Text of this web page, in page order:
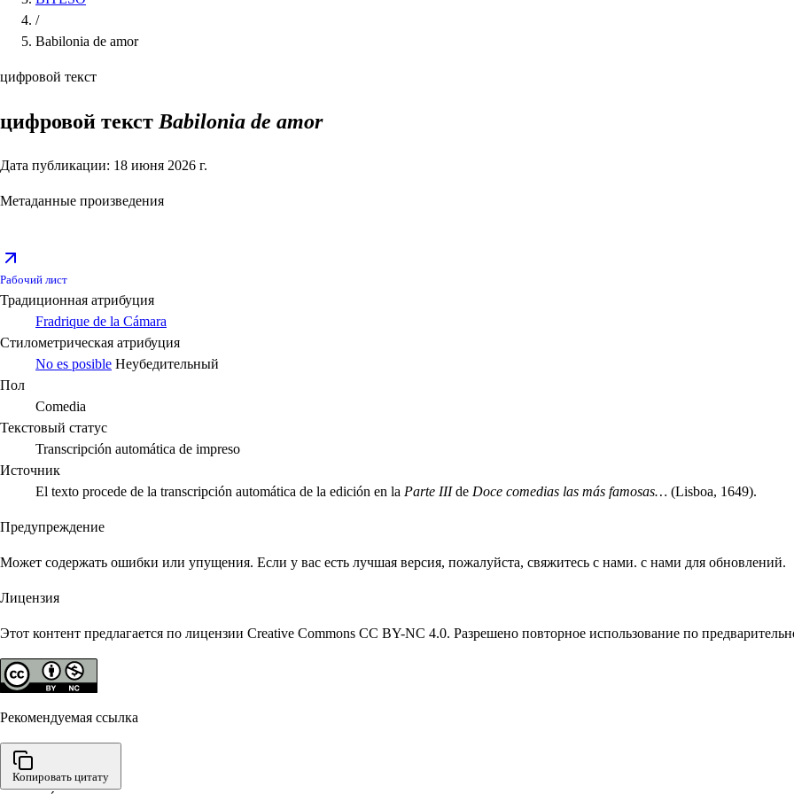
/
Babilonia de amor
цифровой текст
цифровой текст Babilonia de amor
Дата публикации: 18 июня 2026 г.
Метаданные произведения
Рабочий лист
Традиционная атрибуция
Fradrique de la Cámara
Стилометрическая атрибуция
No es posible Неубедительный
Пол
Comedia
Текстовый статус
Transcripción automática de impreso
Источник
El texto procede de la transcripción automática de la edición en la Parte IIIde Doce comedias las más famosas… (Lisboa, 1649).
Предупреждение
Может содержать ошибки или упущения. Если у вас есть лучшая версия, пожалуйста, свяжитесь с нами. с нами для обновлений.
Лицензия
Этот контент предлагается по лицензии Creative Commons CC BY-NC 4.0. Разрешено повторное использование по
Рекомендуемая ссылка
Копировать цитату